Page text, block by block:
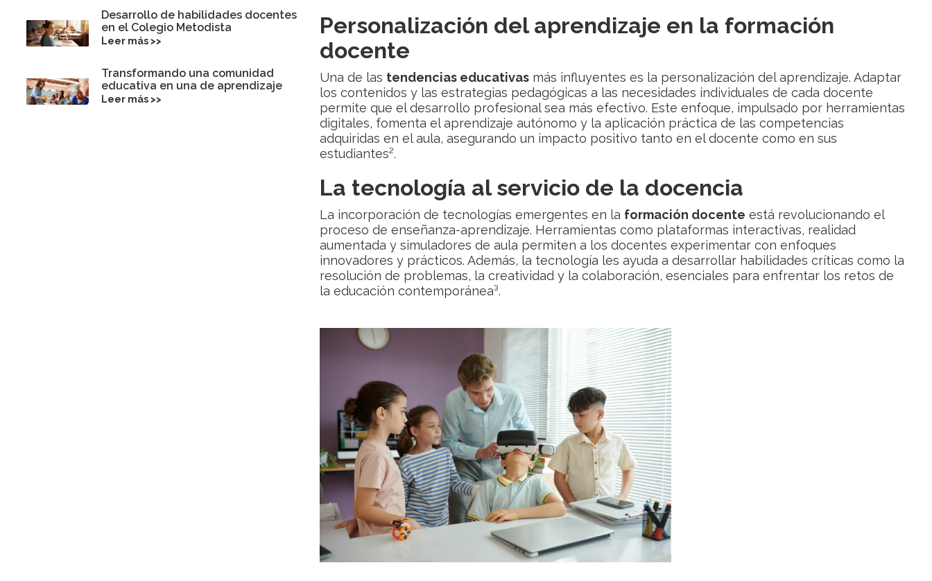
Desarrollo de habilidades docentes
en el Colegio Metodista
Leer más >>
Transformando una comunidad
educativa en una de aprendizaje
Leer más >>
Personalización del aprendizaje en la formación
docente
Una de las tendencias educativasmás influyentes es la personalización del aprendizaje. Adaptar
los contenidos y las estrategias pedagógicas a las necesidades individuales de cada docente
permite que el desarrollo profesional sea más efectivo. Este enfoque, impulsado por herramientas
digitales, fomenta el aprendizaje autónomo y la aplicación práctica de las competencias
adquiridas en el aula, asegurando un impacto positivo tanto en el docente como en sus
estudiantes².
La tecnología al servicio de la docencia
La incorporación de tecnologías emergentes en la formación docente está revolucionando el
proceso de enseñanza-aprendizaje. Herramientas como plataformas interactivas, realidad
aumentada y simuladores de aula permiten a los docentes experimentar con enfoques
innovadores y prácticos. Además, la tecnología les ayuda a desarrollar habilidades críticas como la
resolución de problemas, la creatividad y la colaboración, esenciales para enfrentar los retos de
la educación contemporánea³.